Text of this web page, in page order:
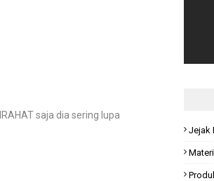
saja dia sering lupa
Jejak
Materi